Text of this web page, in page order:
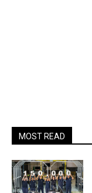
MOST READ